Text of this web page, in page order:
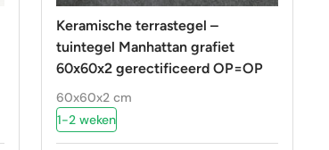
Keramische terrastegel –
tuintegel Manhattan grafiet
60x60x2 gerectificeerd OP=OP
60x60x2 cm
1-2 weken